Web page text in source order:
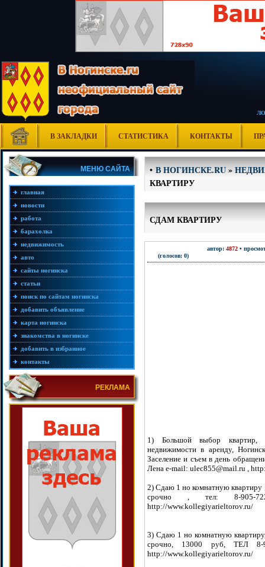
В ЗАКЛАДКИ СТАТИСТИКА КОНТАКТЫ
МЕНЮ САЙТА
главная
новости
работа
барахолка
недвижимость
авто
сайты ногинска
статьи
поиск по сайтам ногинска
добавить объявление
карта ногинска
знакомства в ногинске
добавить в избранное
контакты
РЕКЛАМА
•В НОГИНСКЕ.RU»
КВАРТИРУ
СДАМ КВАРТИРУ
(голосов: 0)
автор: 4872•
1) Большой выбор квартир,
недвижимости в аренду,
Заселение и съем в день
Лена e-mail: ulec855@mail.ru ,
2) Сдаю 1 но комнатную квартиру
срочно , тел: 8-905-
http://www.kollegiyarieltorov.ru/
3) Сдаю 1 но комнатную квартиру,
срочно, 13000 руб, ТЕЛ 8-
http://www.kollegiyarieltorov.ru/